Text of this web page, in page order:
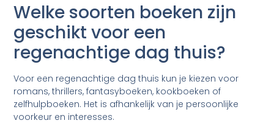
Welke soorten boeken zijn
geschikt voor een
regenachtige dag thuis?
Voor een regenachtige dag thuis kun je kiezen voor
romans, thrillers, fantasyboeken, kookboeken of
zelfhulpboeken. Het is afhankelijk van je persoonlijke
voorkeur en interesses.